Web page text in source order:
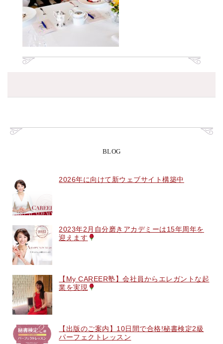
BLOG
2026年に向けて新ウェブサイト構築中
2023年2月自分磨きアカデミーは15年周年を
迎えます
【My CAREER塾】会社員からエレガントな起
業を実現
【出版のご案内】10日間で合格!秘書検定2級
パーフェクトレッスン